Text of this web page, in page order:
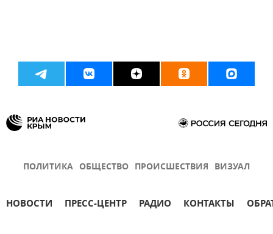
ПОЛИТИКА ОБЩЕСТВО ПРОИСШЕСТВИЯ ВИЗУАЛ
НОВОСТИ ПРЕСС-ЦЕНТР РАДИО КОНТАКТЫ